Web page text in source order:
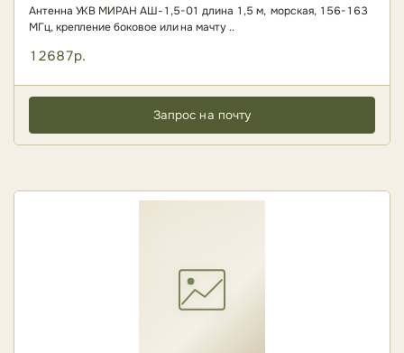
Антенна УКВ МИРАН АШ-1,5-01 длина 1,5 м, морская, 156-163
МГц, крепление боковое или на мачту ..
12687р.
Запрос на почту